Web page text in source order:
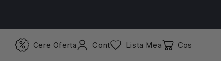
Cere Oferta Cont
Conectati-
va
Lista Mea Coș